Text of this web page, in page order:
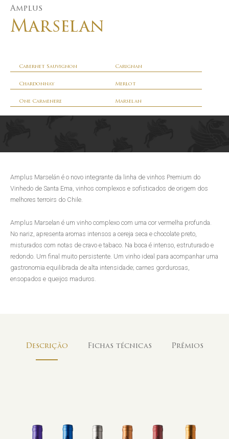
Amplus
Marselan
Cabernet Sauvignon Carignan
Chardonnay Merlot
One Carmenere Marselan
Amplus Marselán é o novo integrante da linha de vinhos Premium do
Vinhedo de Santa Ema, vinhos complexos e sofisticados de origem dos
melhores terroirs do Chile.
Amplus Marselan é um vinho complexo com uma cor vermelha profunda.
No nariz, apresenta aromas intensos a cereja seca e chocolate preto,
misturados com notas de cravo e tabaco. Na boca é intenso, estruturado e
redondo. Um final muito persistente. Um vinho ideal para acompanhar uma
gastronomia equilibrada de alta intensidade; carnes gordurosas,
ensopados e queijos maduros.
Descrição Fichas técnicas Prêmios